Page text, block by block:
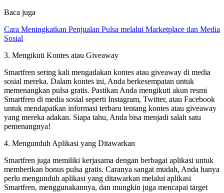
Baca juga
Cara Meningkatkan Penjualan Pulsa melalui Marketplace dan Media
Sosial
3. Mengikuti Kontes atau Giveaway
Smartfren sering kali mengadakan kontes atau giveaway di media
sosial mereka. Dalam kontes ini, Anda berkesempatan untuk
memenangkan pulsa gratis. Pastikan Anda mengikuti akun resmi
Smartfren di media sosial seperti Instagram, Twitter, atau Facebook
untuk mendapatkan informasi terbaru tentang kontes atau giveaway
yang mereka adakan. Siapa tahu, Anda bisa menjadi salah satu
pemenangnya!
4. Mengunduh Aplikasi yang Ditawarkan
Smartfren juga memiliki kerjasama dengan berbagai aplikasi untuk
memberikan bonus pulsa gratis. Caranya sangat mudah, Anda hanya
perlu mengunduh aplikasi yang ditawarkan melalui aplikasi
Smartfren, menggunakannya, dan mungkin juga mencapai target